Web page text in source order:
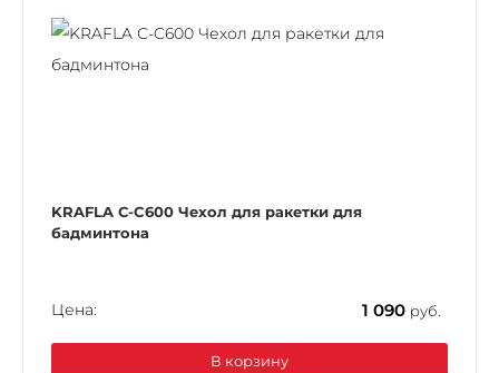
KRAFLA С-C600 Чехол для ракетки для
бадминтона
Цена: 1 090 руб.
В корзину